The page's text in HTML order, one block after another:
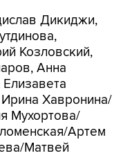
Дикиджи,
Козловский,
Анна
Хавронина/
Мухортова/
Артем
Матвей